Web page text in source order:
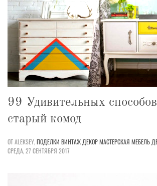
99 Удивительных
старый комод
ОТ ALEKSEY,ПОДЕЛКИ ВИНТАЖ ДЕКОРМАСТЕРСКАЯ МЕБЕЛЬ
СРЕДА, 27 СЕНТЯБРЯ 2017